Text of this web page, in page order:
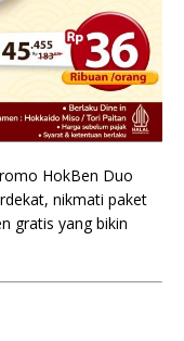
HokBen Duo
nikmati paket
gratis yang bikin